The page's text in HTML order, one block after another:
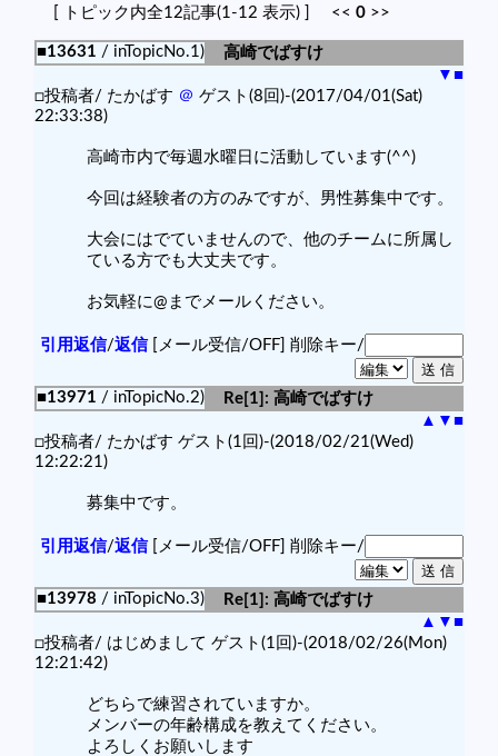
[ トピック内全12記事(1-12 表示) ] << 0 >>
■13631 / inTopicNo.1)
高崎でばすけ
▼ ■
□投稿者/ たかばす ＠ ゲスト(8回)-(2017/04/01(Sat)
22:33:38)
高崎市内で毎週水曜日に活動しています(^^)
今回は経験者の方のみですが、男性募集中です。
大会にはでていませんので、他のチームに所属し
ている方でも大丈夫です。
お気軽に@までメールください。
引用返信/返信[メール受信/OFF] 削除キー/
■13971 / inTopicNo.2)
Re[1]: 高崎でばすけ
▲ ▼ ■
□投稿者/ たかばす ゲスト(1回)-(2018/02/21(Wed)
12:22:21)
募集中です。
引用返信/返信[メール受信/OFF] 削除キー/
■13978 / inTopicNo.3)
Re[1]: 高崎でばすけ
▲ ▼ ■
□投稿者/ はじめまして ゲスト(1回)-(2018/02/26(Mon)
12:21:42)
どちらで練習されていますか。
メンバーの年齢構成を教えてください。
よろしくお願いします